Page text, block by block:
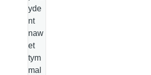
yde
nt
naw
et
tym
mal